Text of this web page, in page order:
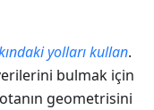
yolları kullan.
bulmak için
geometrisini